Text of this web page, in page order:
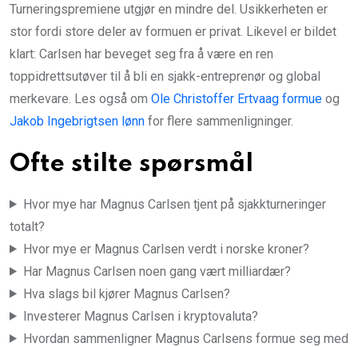
Turneringspremiene utgjør en mindre del. Usikkerheten er
stor fordi store deler av formuen er privat. Likevel er bildet
klart: Carlsen har beveget seg fra å være en ren
toppidrettsutøver til å bli en sjakk-entreprenør og global
merkevare. Les også om Ole Christoffer Ertvaag formue og
Jakob Ingebrigtsen lønn for flere sammenligninger.
Ofte stilte spørsmål
Hvor mye har Magnus Carlsen tjent på sjakkturneringer
totalt?
Hvor mye er Magnus Carlsen verdt i norske kroner?
Har Magnus Carlsen noen gang vært milliardær?
Hva slags bil kjører Magnus Carlsen?
Investerer Magnus Carlsen i kryptovaluta?
Hvordan sammenligner Magnus Carlsens formue seg med